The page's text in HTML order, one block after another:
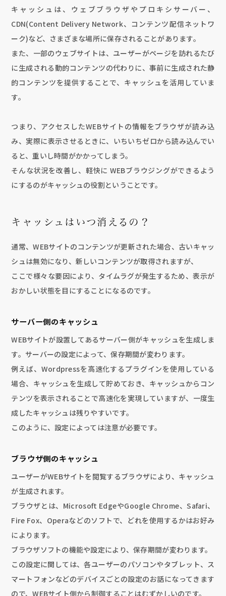
キャッシュは、ウェブブラウザやプロキシサーバー、
CDN(Content Delivery Network、コンテンツ配信ネットワ
ーク)など、さまざまな場所に保存されることがあります。
また、一部のウェブサイトは、ユーザーがページを訪れるたび
に生成される動的コンテンツの代わりに、事前に生成された静
的コンテンツを提供することで、キャッシュを活用していま
す。
つまり、アクセスしたWEBサイトの情報をブラウザが読み込
み、実際に表示させるときに、いちいちゼロから読み込んでい
ると、重いし時間がかかってしまう。
そんな状況を改善し、軽快に WEBブラウジングができるよう
にするのがキャッシュの役割ということです。
キャッシュはいつ消えるの？
通常、WEBサイトのコンテンツが更新された場合、古いキャッ
シュは無効になり、新しいコンテンツが取得されますが、
ここで様々な要因により、タイムラグが発生するため、表示が
おかしい状態を目にすることになるのです。
サーバー側のキャッシュ
WEBサイトが設置してあるサーバー側がキャッシュを生成しま
す。サーバーの設定によって、保存期間が変わります。
例えば、Wordpressを高速化するプラグインを使用している
場合、キャッシュを生成して貯めておき、キャッシュからコン
テンツを表示されることで高速化を実現していますが、一度生
成したキャッシュは残りやすいです。
このように、設定によっては注意が必要です。
ブラウザ側のキャッシュ
ユーザーがWEBサイトを閲覧するブラウザにより、キャッシュ
が生成されます。
ブラウザとは、Microsoft EdgeやGoogle Chrome、Safari、
Fire Fox、Operaなどのソフトで、どれを使用するかはお好み
によります。
ブラウザソフトの機能や設定により、保存期間が変わります。
この設定に関しては、各ユーザーのパソコンやタブレット、ス
マートフォンなどのデバイスごとの設定のお話になってきます
ので、WEBサイト側から制御することはむずかしいのです。